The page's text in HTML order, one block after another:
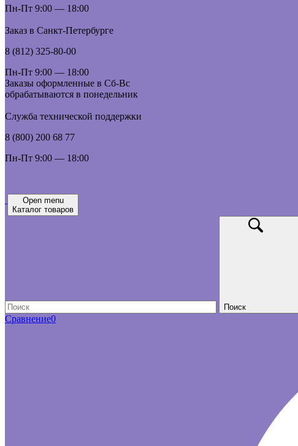
Пн-Пт 9:00 — 18:00
Заказ в Санкт-Петербурге
8 (812) 325-80-00
Пн-Пт 9:00 — 18:00
Заказы оформленные в Сб-Вс
обрабатываются в понедельник
Служба технической поддержки
8 (800) 200 68 77
Пн-Пт 9:00 — 18:00
Open menu
Каталог товаров
Поиск
Сравнение0